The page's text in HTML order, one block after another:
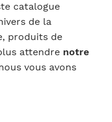
catalogue
de la
produits de
attendre notre
vous avons